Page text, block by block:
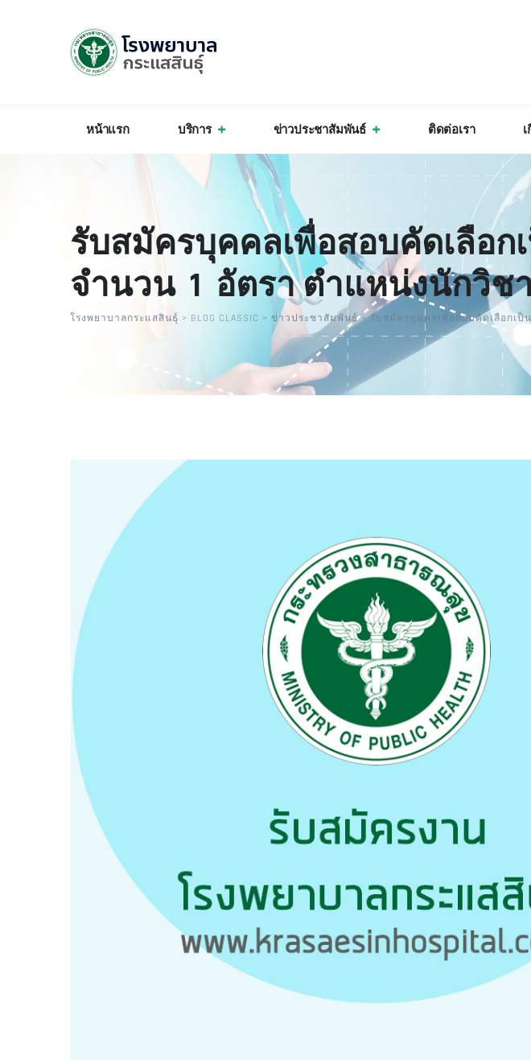
หน้าแรก บริการ ข่าวประชาสัมพันธ์ ติดต่อเรา
รับสมัครบุคคลเพื่อสอบคัดเลือก
จำนวน 1 อัตรา ตำแหน่งนักวิ
โรงพยาบาลกระแสสินธุ์ > BLOG CLASSIC > ข่าวประชาสัมพันธ์>รับสมัครบุคคลเพื่อสอบคัดเลือกเ